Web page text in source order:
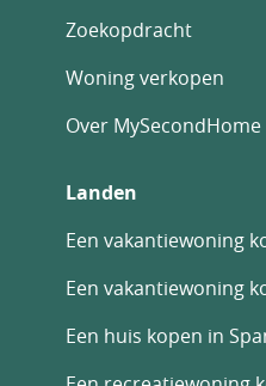
Zoekopdracht
Woning verkopen
Over MySecondHome
Landen
Een vakantiewoning
Een vakantiewoning
Een huis kopen in